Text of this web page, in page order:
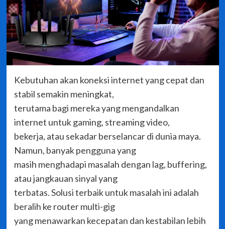
Kebutuhan akan koneksi internet yang cepat dan
stabil semakin meningkat,
terutama bagi mereka yang mengandalkan
internet untuk gaming, streaming video,
bekerja, atau sekadar berselancar di dunia maya.
Namun, banyak pengguna yang
masih menghadapi masalah dengan lag, buffering,
atau jangkauan sinyal yang
terbatas. Solusi terbaik untuk masalah ini adalah
beralih ke router multi-gig
yang menawarkan kecepatan dan kestabilan lebih